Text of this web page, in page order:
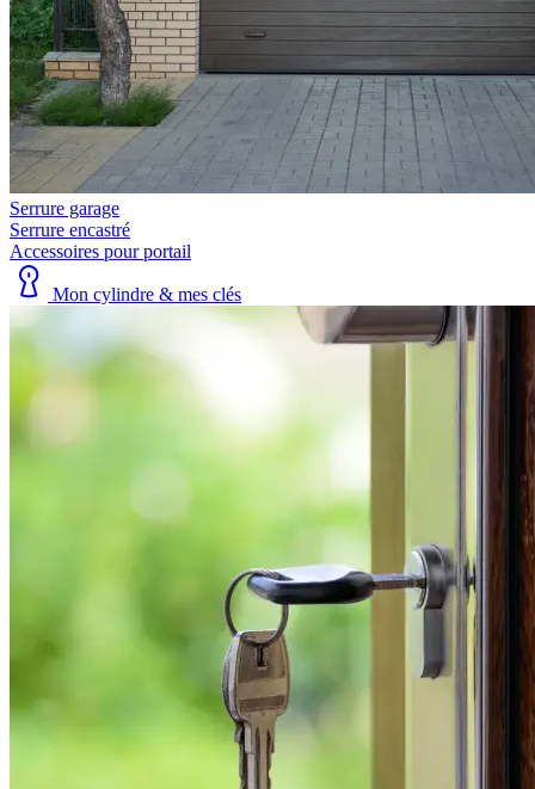
Serrure garage
Serrure encastré
Accessoires pour portail
Mon cylindre & mes clés